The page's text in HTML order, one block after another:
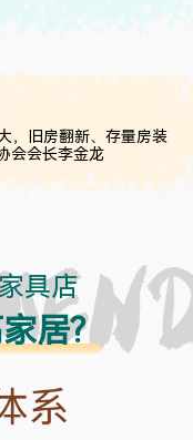
，旧房翻新、存量房装
会会长李金龙
具店
居?